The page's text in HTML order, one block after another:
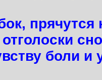
прячутся
боли и